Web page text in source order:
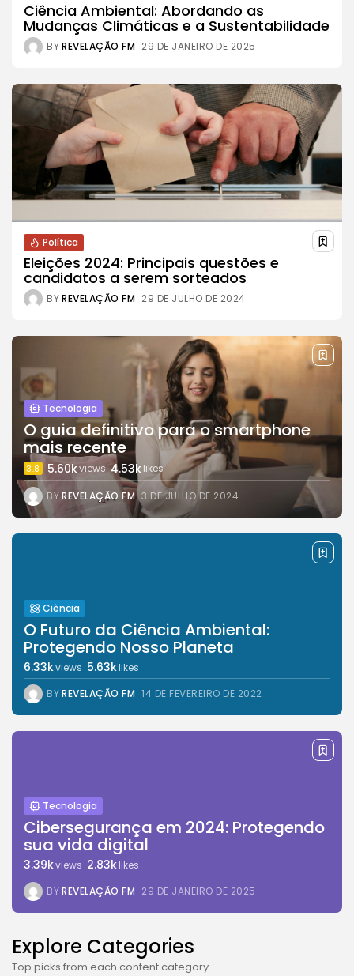
Ciência Ambiental: Abordando as
Mudanças Climáticas e a Sustentabilidade
BYREVELAÇÃO FM 29 DE JANEIRO DE 2025
Política
Eleições 2024: Principais questões e
candidatos a serem sorteados
BYREVELAÇÃO FM 29 DE JULHO DE 2024
Tecnologia
O guia definitivo para o smartphone
mais recente
3.8 5.60kviews 4.53k likes
BYREVELAÇÃO FM 3 DE JULHO DE 2024
Ciência
O Futuro da Ciência Ambiental:
Protegendo Nosso Planeta
6.33kviews 5.63klikes
BYREVELAÇÃO FM 14 DE FEVEREIRO DE 2022
Tecnologia
Cibersegurança em 2024: Protegendo
sua vida digital
3.39kviews 2.83klikes
BYREVELAÇÃO FM 29 DE JANEIRO DE 2025
Explore Categories
Top picks from each content category.